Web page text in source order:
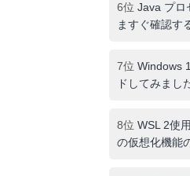
6位 Java プロ
ますぐ確認す
7位 Windows
ドしてみまし
8位 WSL 2使
の仮想化機能